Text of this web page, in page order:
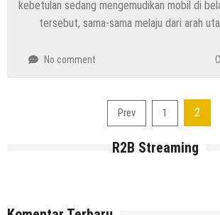
kebetulan sedang mengemudikan mobil di
tersebut, sama-sama melaju dari arah
No comment
Prev 1 2
R2B Streaming